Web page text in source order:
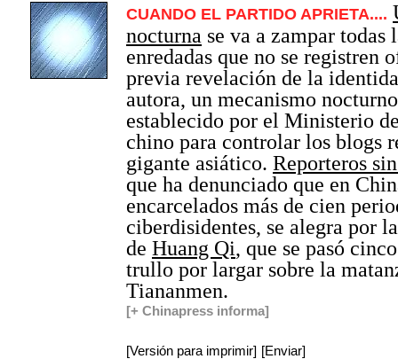
CUANDO EL PARTIDO APRIETA....
nocturna se va a zampar todas
enredadas que no se registren
previa revelación de la
autora, un mecanismo
establecido por el Ministerio
chino para controlar los blogs
gigante asiático. Reporteros
que ha denunciado que en
encarcelados más de cien
ciberdisidentes, se alegra por
de Huang Qi, que se pasó
trullo por largar sobre la
Tiananmen.
[+ Chinapress informa]
[Versión para imprimir] [Enviar]